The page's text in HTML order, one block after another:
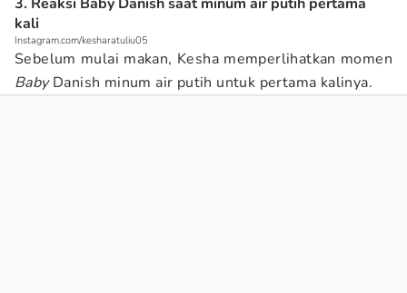
kali
Instagram.com/kesharatuliu05
Sebelum mulai makan, Kesha memperlihatkan momen
BabyDanish minum air putih untuk pertama kalinya.